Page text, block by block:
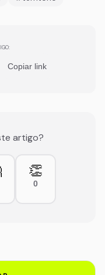
Copiar link
artigo?
👏
0